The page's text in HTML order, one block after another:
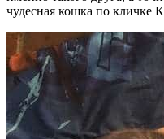
чудесная кошка по кличке